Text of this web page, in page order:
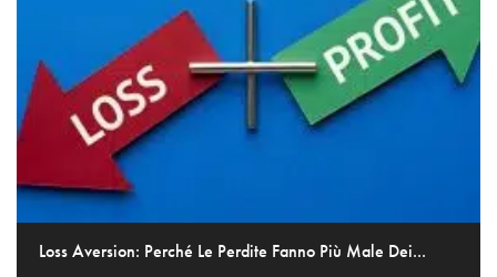
Loss Aversion: Perché Le Perdite Fanno Più Male Dei...